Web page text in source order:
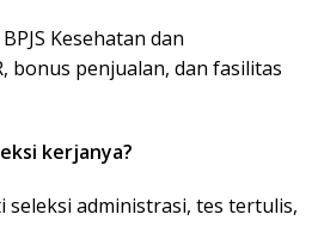
Kesehatan dan
bonus penjualan, dan fasilitas
kerjanya?
seleksi administrasi, tes tertulis,